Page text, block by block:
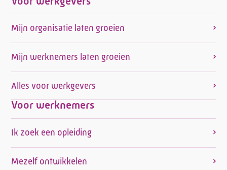
Mijn organisatie laten groeien
Mijn werknemers laten groeien
Alles voor werkgevers
Voor werknemers
Ik zoek een opleiding
Mezelf ontwikkelen